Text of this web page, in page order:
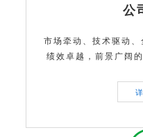
公
市场牵动、技术驱动
绩效卓越，前景广